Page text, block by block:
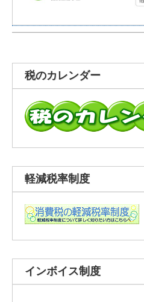
税のカレンダー
軽減税率制度
インボイス制度